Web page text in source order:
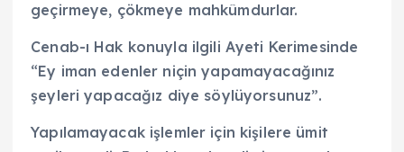
geçirmeye, çökmeye mahkûmdurlar.
Cenab-ı Hak konuyla ilgili Ayeti Kerimesinde
“Ey iman edenler niçin yapamayacağınız
şeyleri yapacağız diye söylüyorsunuz”.
Yapılamayacak işlemler için kişilere ümit